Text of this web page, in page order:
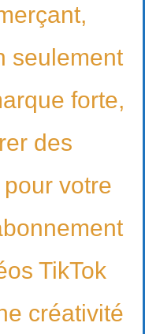
seulement
forte,
des
votre
TikTok
créativité